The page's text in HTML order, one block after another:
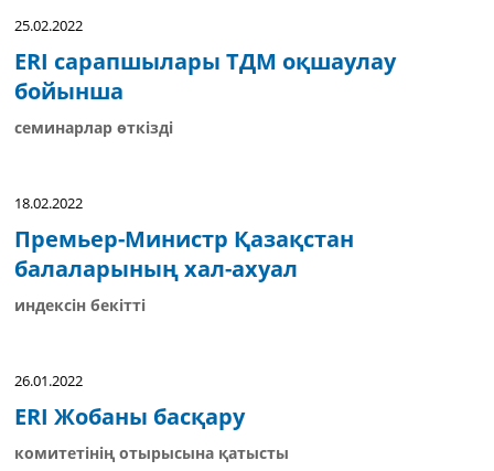
25.02.2022
ERI сарапшылары ТДМ оқшаулау
бойынша
семинарлар өткізді
18.02.2022
Премьер-Министр Қазақстан
балаларының хал-ахуал
индексін бекітті
26.01.2022
ERI Жобаны басқару
комитетінің отырысына қатысты